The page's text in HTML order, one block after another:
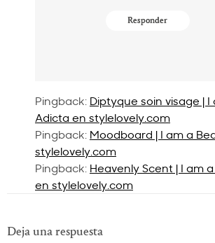
Responder
Pingback: Diptyque soin visage |
Adicta en stylelovely.com
Pingback: Moodboard | I am a
stylelovely.com
Pingback: Heavenly Scent | I am
en stylelovely.com
Deja una respuesta